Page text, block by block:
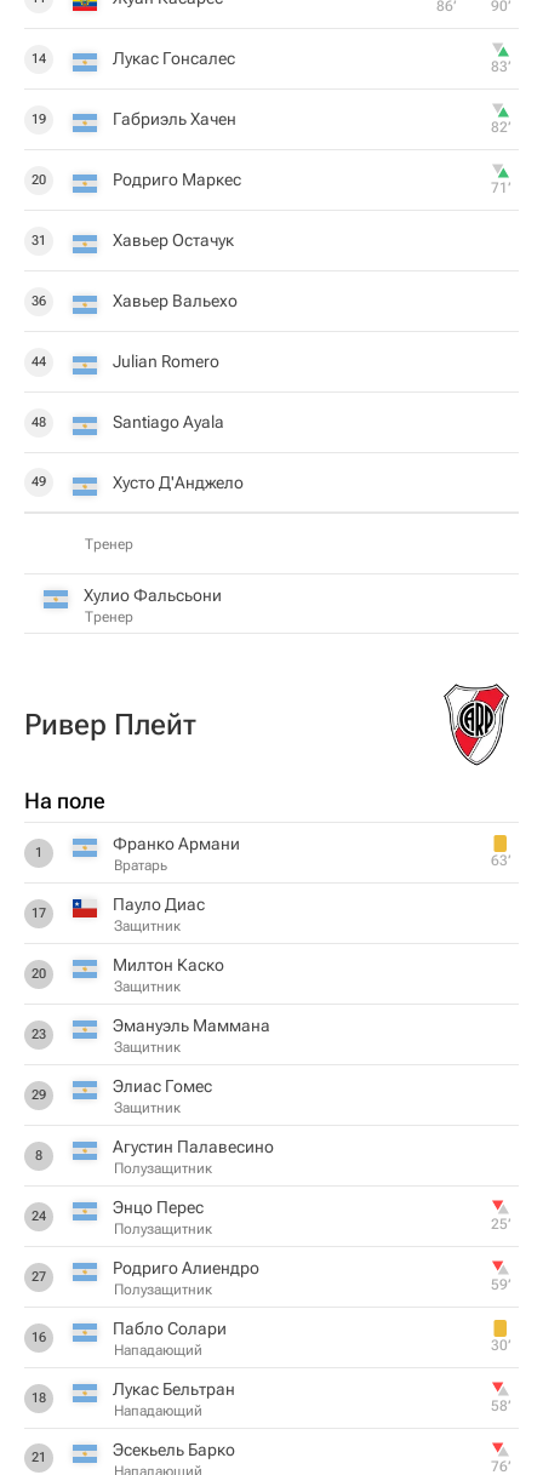
86‎’‎ 90‎’‎
14 Лукас Гонсалес 83‎’‎
19 Габриэль Хачен 82‎’‎
20 Родриго Маркес 71‎’‎
31 Хавьер Остачук
36 Хавьер Вальехо
44 Julian Romero
48 Santiago Ayala
49 Хусто Д'Анджело
Тренер
Хулио Фальсьони
Тренер
Ривер Плейт
На поле
1 Франко Армани
Вратарь 63‎’‎
17 Пауло Диас
Защитник
20 Милтон Каско
Защитник
23 Эмануэль Маммана
Защитник
29 Элиас Гомес
Защитник
8 Агустин Палавесино
Полузащитник
24 Энцо Перес
Полузащитник 25‎’‎
27 Родриго Алиендро
Полузащитник 59‎’‎
16 Пабло Солари
Нападающий 30‎’‎
18 Лукас Бельтран
Нападающий 58‎’‎
21 Эсекьель Барко
Нападающий 76‎’‎